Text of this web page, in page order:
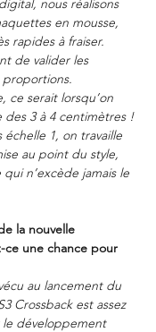
en mousse,
rapides à fraiser.
de valider les
proportions.
ce serait lorsqu’on
des 3 à 4 centimètres !
1, on travaille
au point du style,
n’excède jamais le
la nouvelle
ce une chance pour
au lancement du
Crossback est assez
le développement